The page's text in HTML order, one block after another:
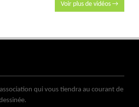
Voir plus de vidéos →
qui vous tiendra au courant de